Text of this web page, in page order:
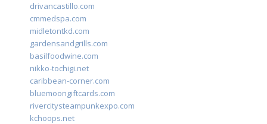
drivancastillo.com
cmmedspa.com
midletontkd.com
gardensandgrills.com
basilfoodwine.com
nikko-tochigi.net
caribbean-corner.com
bluemoongiftcards.com
rivercitysteampunkexpo.com
kchoops.net